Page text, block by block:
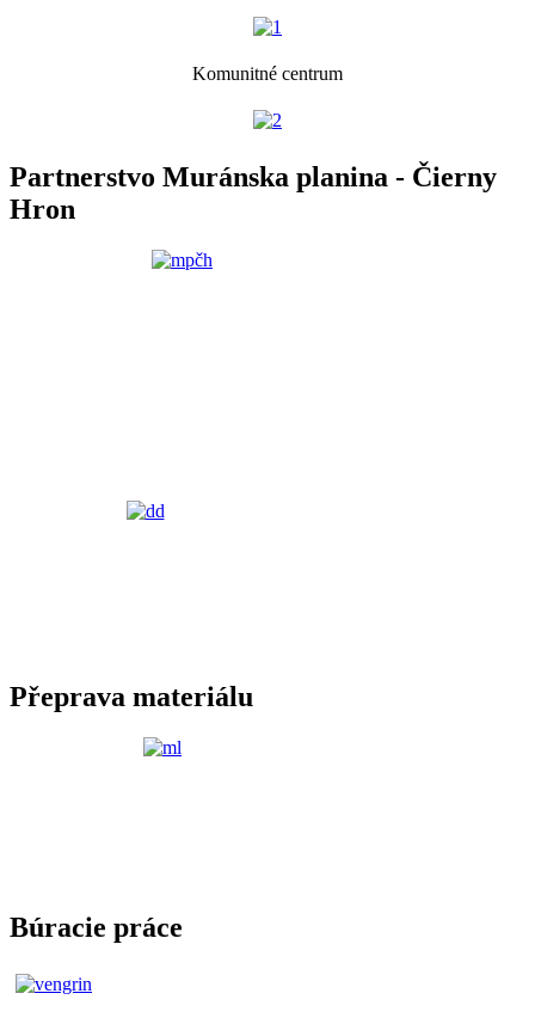
Komunitné centrum
Partnerstvo Muránska planina - Čierny
Hron
Přeprava materiálu
Búracie práce